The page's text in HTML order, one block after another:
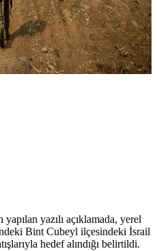
yazılı açıklamada, yerel
Bint Cubeyl ilçesindeki İsrail
hedef alındığı belirtildi.